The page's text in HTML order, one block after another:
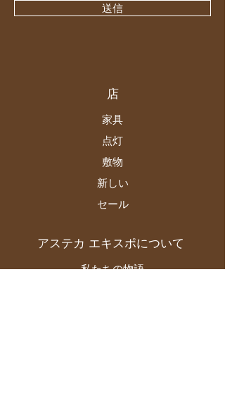
送信
店
家具
点灯
敷物
新しい
セール
アステカ エキスポについて
私たちの物語